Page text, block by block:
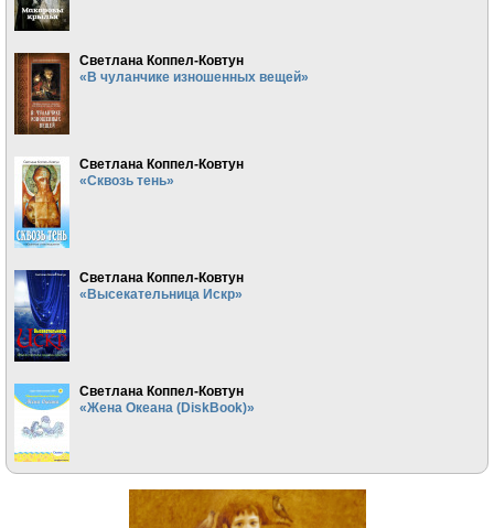
Светлана Коппел-Ковтун
«В чуланчике изношенных вещей»
Светлана Коппел-Ковтун
«Сквозь тень»
Светлана Коппел-Ковтун
«Высекательница Искр»
Светлана Коппел-Ковтун
«Жена Океана (DiskBook)»